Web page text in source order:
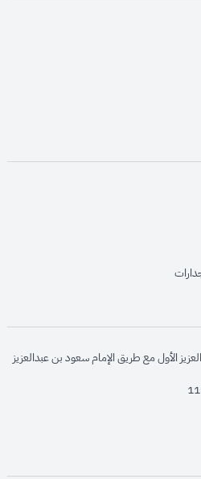
opens in
opens
opens in new window
الأول مع طريق الإمام سعود بن عبدالعزيز